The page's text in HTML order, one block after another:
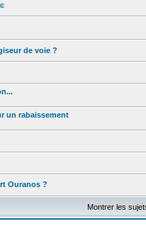
de voie ?
un rabaissement
Ouranos ?
Montrer les